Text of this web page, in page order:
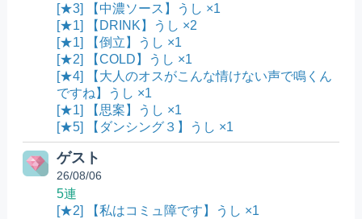
[★3] 【中濃ソース】うし ×1
[★1] 【DRINK】うし ×2
[★1] 【倒立】うし ×1
[★2] 【COLD】うし ×1
[★4] 【大人のオスがこんな情けない声で鳴くん
ですね】うし ×1
[★1] 【思案】うし ×1
[★5] 【ダンシング３】うし ×1
ゲスト
26/08/06
5連
[★2] 【私はコミュ障です】うし ×1